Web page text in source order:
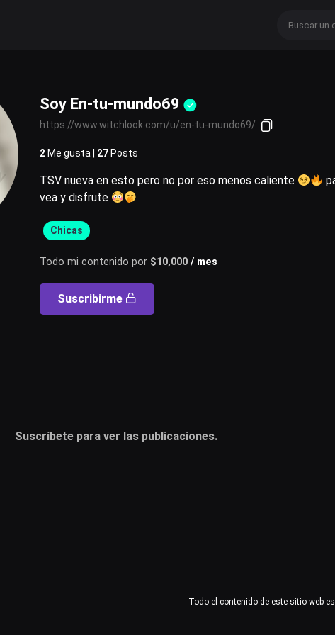
Soy En-tu-mundo69
https://www.witchlook.com/u/en-tu-mundo69/
2Me gusta | 27Posts
TSV nueva en esto pero no por eso menos caliente
vea y disfrute
Chicas
Todo mi contenido por $10,000 / mes
Suscribirme
Suscríbete para ver las publicaciones.
Todo el contenido de este sitio web